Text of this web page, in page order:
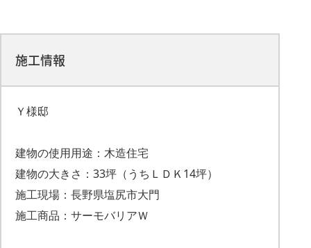
施工情報
Ｙ様邸
建物の使用用途：木造住宅
建物の大きさ：33坪（うちＬＤＫ14坪）
施工現場：長野県塩尻市大門
施工商品：サーモバリアＷ